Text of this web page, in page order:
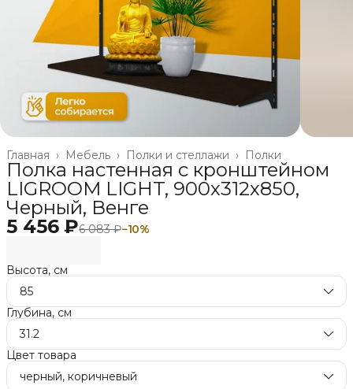
Полки
Полки и стеллажи ›
Мебель ›
Главная ›
Полка настенная с кронштейном
LIGROOM LIGHT, 900х312х850,
Черный, Венге
5 456 ₽6 083 ₽−10%
Высота, см
85
Глубина, см
31.2
Цвет товара
черный, коричневый